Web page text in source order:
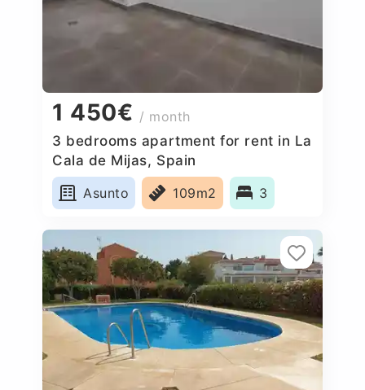
1 450€ / month
3 bedrooms apartment for rent in La
Cala de Mijas, Spain
Asunto
109m2 3